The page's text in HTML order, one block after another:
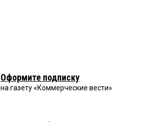
Оформите подписку
на газету «Коммерческие вести»